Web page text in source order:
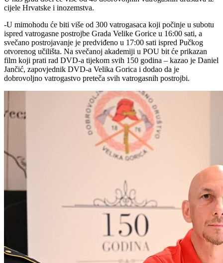
cijele Hrvatske i inozemstva.
-U mimohodu će biti više od 300 vatrogasaca koji počinje u subotu
ispred vatrogasne postrojbe Grada Velike Gorice u 16:00 sati, a
svečano postrojavanje je predviđeno u 17:00 sati ispred Pučkog
otvorenog učilišta. Na svečanoj akademiji u POU bit će prikazan
film koji prati rad DVD-a tijekom svih 150 godina – kazao je Daniel
Jančić, zapovjednik DVD-a Velika Gorica i dodao da je
dobrovoljno vatrogastvo preteča svih vatrogasnih postrojbi.